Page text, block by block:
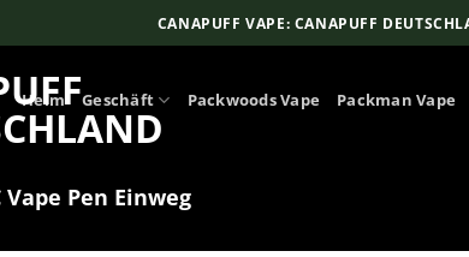
CANAPUFF VAPE: CANAPUFF
Heim Geschäft Packwoods Vape Packman Vape
Vape Pen Einweg